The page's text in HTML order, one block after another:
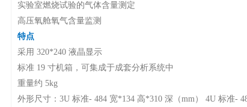
实验室燃烧试验的气体含量测定
高压氧舱氧气含量监测
特点
采用 320*240 液晶显示
标准 19 寸机箱，可集成于成套分析系统中
重量约 5kg
外形尺寸：3U 标准- 484 宽*134 高*310 深（mm） 4U 标准-